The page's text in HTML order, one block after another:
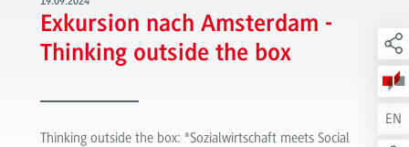
EN
Exkursion nach Amsterdam -
Thinking outside the box
Thinking outside the box: "Sozialwirtschaft meets Social